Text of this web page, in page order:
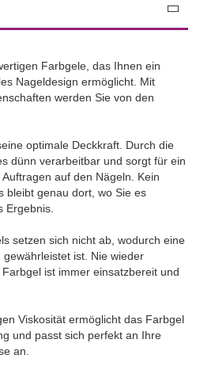
Farbgele, das Ihnen ein
Nageldesign ermöglicht. Mit
werden Sie von den
optimale Deckkraft. Durch die
dünn verarbeitbar und sorgt für ein
auf den Nägeln. Kein
bleibt genau dort, wo Sie es
Ergebnis.
setzen sich nicht ab, wodurch eine
ist. Nie wieder
ist immer einsatzbereit und
Viskosität ermöglicht das Farbgel
und passt sich perfekt an Ihre
an.